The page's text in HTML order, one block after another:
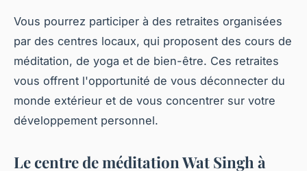
Vous pourrez participer à des retraites organisées
par des centres locaux, qui proposent des cours de
méditation, de yoga et de bien-être. Ces retraites
vous offrent l'opportunité de vous déconnecter du
monde extérieur et de vous concentrer sur votre
développement personnel.
Le centre de méditation Wat Singh à